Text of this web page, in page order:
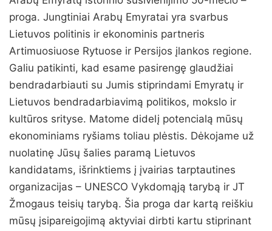
proga. Jungtiniai Arabų Emyratai yra svarbus
Lietuvos politinis ir ekonominis partneris
Artimuosiuose Rytuose ir Persijos įlankos regione.
Galiu patikinti, kad esame pasirengę glaudžiai
bendradarbiauti su Jumis stiprindami Emyratų ir
Lietuvos bendradarbiavimą politikos, mokslo ir
kultūros srityse. Matome didelį potencialą mūsų
ekonominiams ryšiams toliau plėstis. Dėkojame už
nuolatinę Jūsų šalies paramą Lietuvos
kandidatams, išrinktiems į įvairias tarptautines
organizacijas – UNESCO Vykdomąją tarybą ir JT
Žmogaus teisių tarybą. Šia proga dar kartą reiškiu
mūsų įsipareigojimą aktyviai dirbti kartu stiprinant